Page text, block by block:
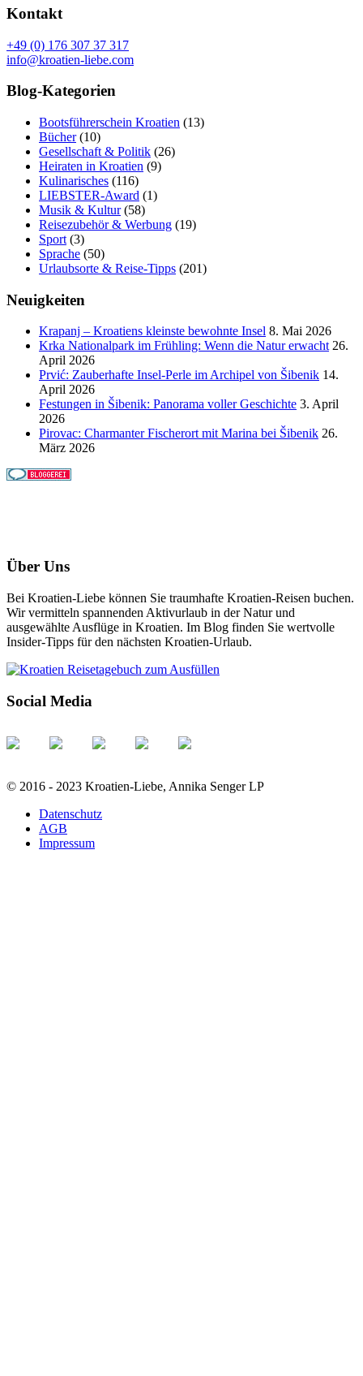
Kontakt
+49 (0) 176 307 37 317
info@kroatien-liebe.com
Blog-Kategorien
Bootsführerschein Kroatien (13)
Bücher(10)
Gesellschaft & Politik (26)
Heiraten in Kroatien (9)
Kulinarisches (116)
LIEBSTER-Award (1)
Musik & Kultur(58)
Reisezubehör & Werbung (19)
Sport (3)
Sprache (50)
Urlaubsorte & Reise-Tipps (201)
Neuigkeiten
Krapanj – Kroatiens kleinste bewohnte Insel 8. Mai 2026
Krka Nationalpark im Frühling: Wenn die Natur erwacht 26.
April 2026
Prvić: Zauberhafte Insel-Perle im Archipel von Šibenik 14.
April 2026
Festungen in Šibenik: Panorama voller Geschichte 3. April
2026
Pirovac: Charmanter Fischerort mit Marina bei Šibenik 26.
März 2026
Über Uns
Bei Kroatien-Liebe können Sie traumhafte Kroatien-Reisen buchen.
Wir vermitteln spannenden Aktivurlaub in der Natur und
ausgewählte Ausflüge in Kroatien. Im Blog finden Sie wertvolle
Insider-Tipps für den nächsten Kroatien-Urlaub.
Social Media
© 2016 - 2023 Kroatien-Liebe, Annika Senger LP
Datenschutz
AGB
Impressum